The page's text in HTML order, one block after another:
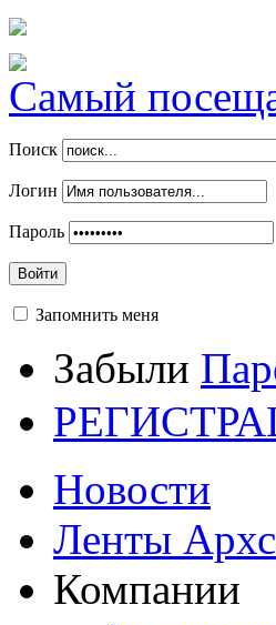
Самый
Поиск
Логин
Пароль
Войти
Запомнить меня
Забыли
Новости
Ленты
Компании